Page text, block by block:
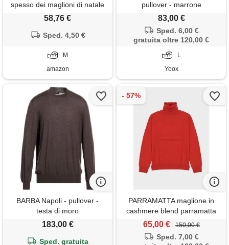
spesso dei maglioni di natale
degli uomini di inverno degli
58,76 €
Sped. 4,50 €
M
amazon
pullover - marrone
83,00 €
Sped. 6,00 €
gratuita oltre 120,00 €
L
Yoox
BARBA Napoli - pullover -
testa di moro
183,00 €
Sped. gratuita
PARRAMATTA maglione in
cashmere blend parramatta
rosso
65,00 € 150,00 €
Sped. 7,00 €